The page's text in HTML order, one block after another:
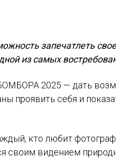
запечатлеть
из самых
2025 — дать
проявить себя и
кто любит
своим видением